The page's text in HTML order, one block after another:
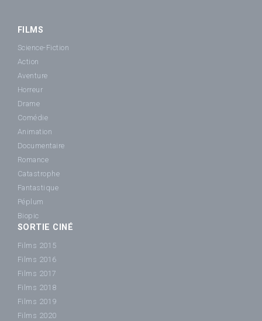
FILMS
Science-Fiction
Action
Aventure
Horreur
Drame
Comédie
Animation
Documentaire
Romance
Catastrophe
Fantastique
Péplum
Biopic
SORTIE CINÉ
Films 2015
Films 2016
Films 2017
Films 2018
Films 2019
Films 2020